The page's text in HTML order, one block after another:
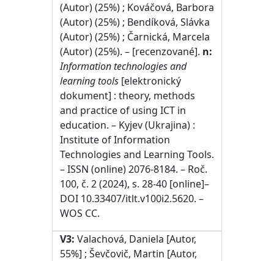
(Autor) (25%) ; Kováčová, Barbora
(Autor) (25%) ; Bendíková, Slávka
(Autor) (25%) ; Čarnická, Marcela
(Autor) (25%). – [recenzované]. n:
Information technologies and
learning tools[elektronický
dokument] : theory, methods
and practice of using ICT in
education. – Kyjev (Ukrajina) :
Institute of Information
Technologies and Learning Tools.
– ISSN (online) 2076-8184. – Roč.
100, č. 2 (2024), s. 28-40 [online]–
DOI 10.33407/itlt.v100i2.5620. –
WOS CC.
V3: Valachová, Daniela [Autor,
55%] ; Ševčovič, Martin [Autor,